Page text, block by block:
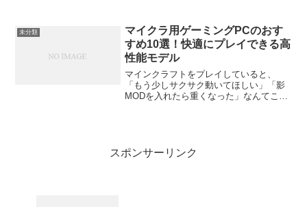
スマホと連携することで、思い立ったそ
の場で最適な経路を設計でき...
未分類
マイクラ用ゲーミングPCのおす
すめ10選！快適にプレイできる高
性能モデル
マインクラフトをプレイしていると、
「もう少しサクサク動いてほしい」「影
MODを入れたら重くなった」なんてこ
スポンサーリンク